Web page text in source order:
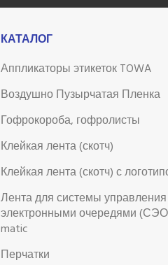
КАТАЛОГ
Аппликаторы этикеток TOWA
Воздушно Пузырчатая Пленка
Гофрокороба, гофролисты
Клейкая лента (скотч)
Клейкая лента (скотч) с
Лента для системы управления
электронными очередями
matic
Перчатки